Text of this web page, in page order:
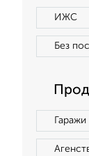
ИЖС
Без
Гаражи